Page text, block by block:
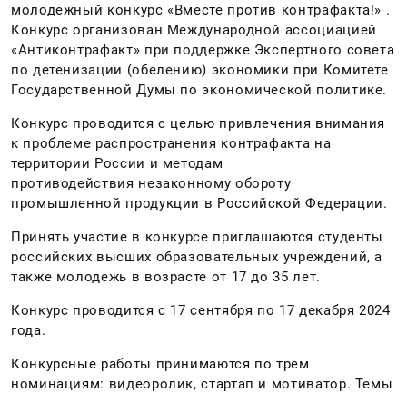
молодежный конкурс «Вместе против контрафакта!» .
Конкурс организован Международной ассоциацией
«Антиконтрафакт» при поддержке Экспертного совета
по детенизации (обелению) экономики при Комитете
Государственной Думы по экономической политике.
Конкурс проводится с целью привлечения внимания
к проблеме распространения контрафакта на
территории России и методам
противодействия незаконному обороту
промышленной продукции в Российской Федерации.
Принять участие в конкурсе приглашаются студенты
российских высших образовательных учреждений, а
также молодежь в возрасте от 17 до 35 лет.
Конкурс проводится с 17 сентября по 17 декабря 2024
года.
Конкурсные работы принимаются по трем
номинациям: видеоролик, стартап и мотиватор. Темы